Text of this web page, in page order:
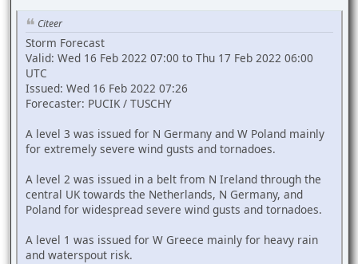
Citeer
Storm Forecast
Valid: Wed 16 Feb 2022 07:00 to Thu 17 Feb 2022 06:00
UTC
Issued: Wed 16 Feb 2022 07:26
Forecaster: PUCIK / TUSCHY
A level 3 was issued for N Germany and W Poland mainly
for extremely severe wind gusts and tornadoes.
A level 2 was issued in a belt from N Ireland through the
central UK towards the Netherlands, N Germany, and
Poland for widespread severe wind gusts and tornadoes.
A level 1 was issued for W Greece mainly for heavy rain
and waterspout risk.